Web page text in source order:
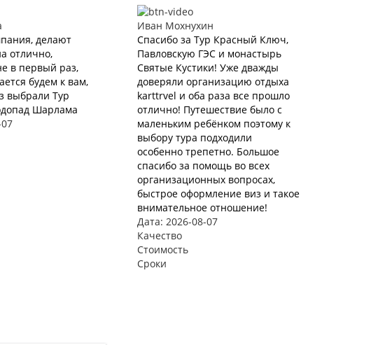
делают
отлично,
в первый раз,
будем к вам,
выбрали Тур
Шарлама
Иван Мохнухин
Спасибо за Тур Красный Ключ,
Павловскую ГЭС и монастырь
Святые Кустики! Уже дважды
доверяли организацию отдыха
karttrvel и оба раза все прошло
отлично! Путешествие было с
маленьким ребёнком поэтому к
выбору тура подходили
особенно трепетно. Большое
спасибо за помощь во всех
организационных вопросах,
быстрое оформление виз и такое
внимательное отношение!
Дата: 2026-08-07
Качество
Стоимость
Сроки